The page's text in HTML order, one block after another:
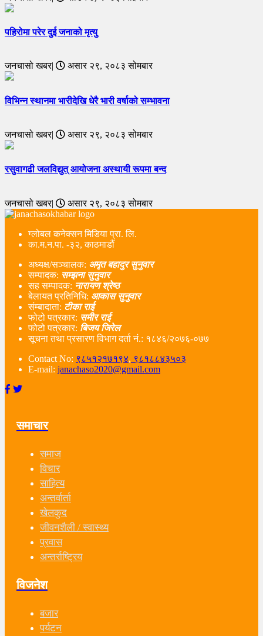
पहिरोमा परेर दुई जनाको मृत्यु
जनचासो खबर| असार २९, २०८३ सोमबार
विभिन्न स्थानमा भारीदेखि धेरै भारी वर्षाको सम्भावना
जनचासो खबर| असार २९, २०८३ सोमबार
रसुवागढी जलविद्युत् आयोजना अस्थायी रूपमा बन्द
जनचासो खबर| असार २९, २०८३ सोमबार
ग्लोबल कनेक्सन मिडिया प्रा. लि.
का.म.न.पा. -३२, काठमाडौं
अध्यक्ष/सञ्चालक: अमृत बहादुर सुनुवार
सम्पादक: सम्झना सुनुवार
सह सम्पादक: नारायण श्रेष्ठ
बेलायत प्रतिनिधि: आकास सुनुवार
संम्बादाता: टीका राई
फोटो पत्रकार: समीर राई
फोटो पत्रकार: बिजय जिरेल
सूचना तथा प्रसारण विभाग दर्ता नं‌.: १८४६/२०७६-०७७
Contact No: ९८५१२१७१९४, ९८१८८४३५०३
E-mail: janachaso2020@gmail.com
समाचार
समाज
विचार
साहित्य
अन्तर्वार्ता
खेलकुद
जीवनशैली / स्वास्थ्य
प्रवास
अन्तर्राष्ट्रिय
विजनेश
बजार
पर्यटन